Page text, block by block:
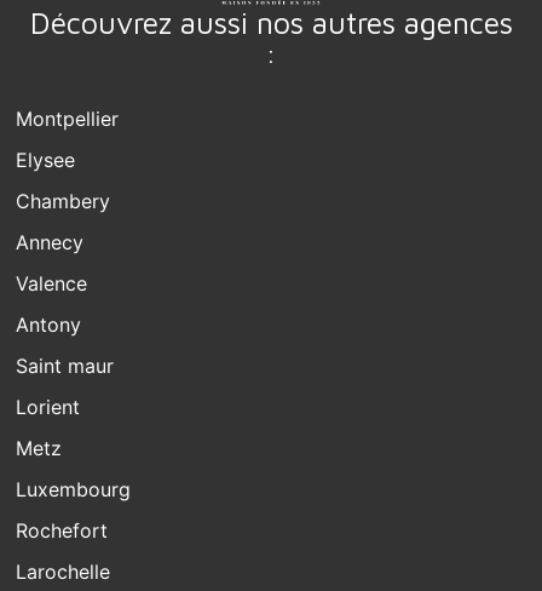
Découvrez aussi nos autres agences
:
Montpellier
Elysee
Chambery
Annecy
Valence
Antony
Saint maur
Lorient
Metz
Luxembourg
Rochefort
Larochelle